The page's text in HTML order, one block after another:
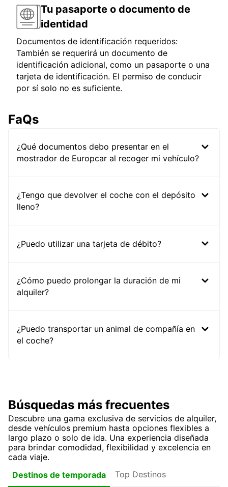
Tu pasaporte o documento de
identidad
Documentos de identificación requeridos:
También se requerirá un documento de
identificación adicional, como un pasaporte o una
tarjeta de identificación. El permiso de conducir
por sí solo no es suficiente.
FaQs
¿Qué documentos debo presentar en el
mostrador de Europcar al recoger mi vehículo?
¿Tengo que devolver el coche con el depósito
lleno?
¿Puedo utilizar una tarjeta de débito?
¿Cómo puedo prolongar la duración de mi
alquiler?
¿Puedo transportar un animal de compañía en
el coche?
Búsquedas más frecuentes
Descubre una gama exclusiva de servicios de alquiler,
desde vehículos premium hasta opciones flexibles a
largo plazo o solo de ida. Una experiencia diseñada
para brindar comodidad, flexibilidad y excelencia en
cada viaje.
Destinos de temporada
Top Destinos